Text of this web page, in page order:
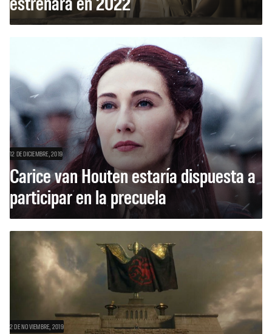
12 DE DICIEMBRE, 2019
Carice van Houten estaría dispuesta a
participar en la precuela
2 DE NOVIEMBRE, 2019